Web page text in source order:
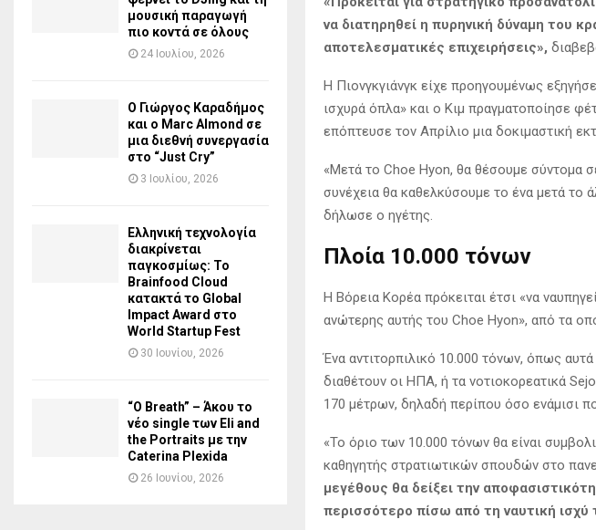
να διατηρηθεί η πυρηνική δύναμη του
αποτελεσματικές επιχειρήσεις»,
Η Πιονγκγιάνγκ είχε προηγουμένως
ισχυρά όπλα» και ο Κιμ πραγματοποίησε
επόπτευσε τον Απρίλιο μια δοκιμαστική
«Μετά το Choe Hyon, θα θέσουμε σύντομα
συνέχεια θα καθελκύσουμε το ένα μετά το
δήλωσε ο ηγέτης.
Πλοία 10.000 τόνων
Η Βόρεια Κορέα πρόκειται έτσι «να
ανώτερης αυτής του Choe Hyon», από τα
Ένα αντιτορπιλικό 10.000 τόνων, όπως
διαθέτουν οι ΗΠΑ, ή τα νοτιοκορεατικά
170 μέτρων, δηλαδή περίπου όσο ενάμισι
«Το όριο των 10.000 τόνων θα είναι
καθηγητής στρατιωτικών σπουδών στο
μεγέθους θα δείξει την
περισσότερο πίσω από τη ναυτική ισχύ
μουσική παραγωγή
πιο κοντά σε όλους
24 Ιουλίου, 2026
Ο Γιώργος Καραδήμος
και ο Marc Almond σε
μια διεθνή συνεργασία
στο “Just Cry”
3 Ιουλίου, 2026
Ελληνική τεχνολογία
διακρίνεται
παγκοσμίως: Το
Brainfood Cloud
κατακτά το Global
Impact Award στο
World Startup Fest
30 Ιουνίου, 2026
“O Breath” – Άκου το
νέο single των Eli and
the Portraits με την
Caterina Plexida
26 Ιουνίου, 2026